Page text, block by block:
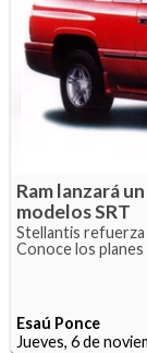
Ram lanzará
modelos SRT
Stellantis refuerza
Conoce los
Esaú Ponce
Jueves, 6 de